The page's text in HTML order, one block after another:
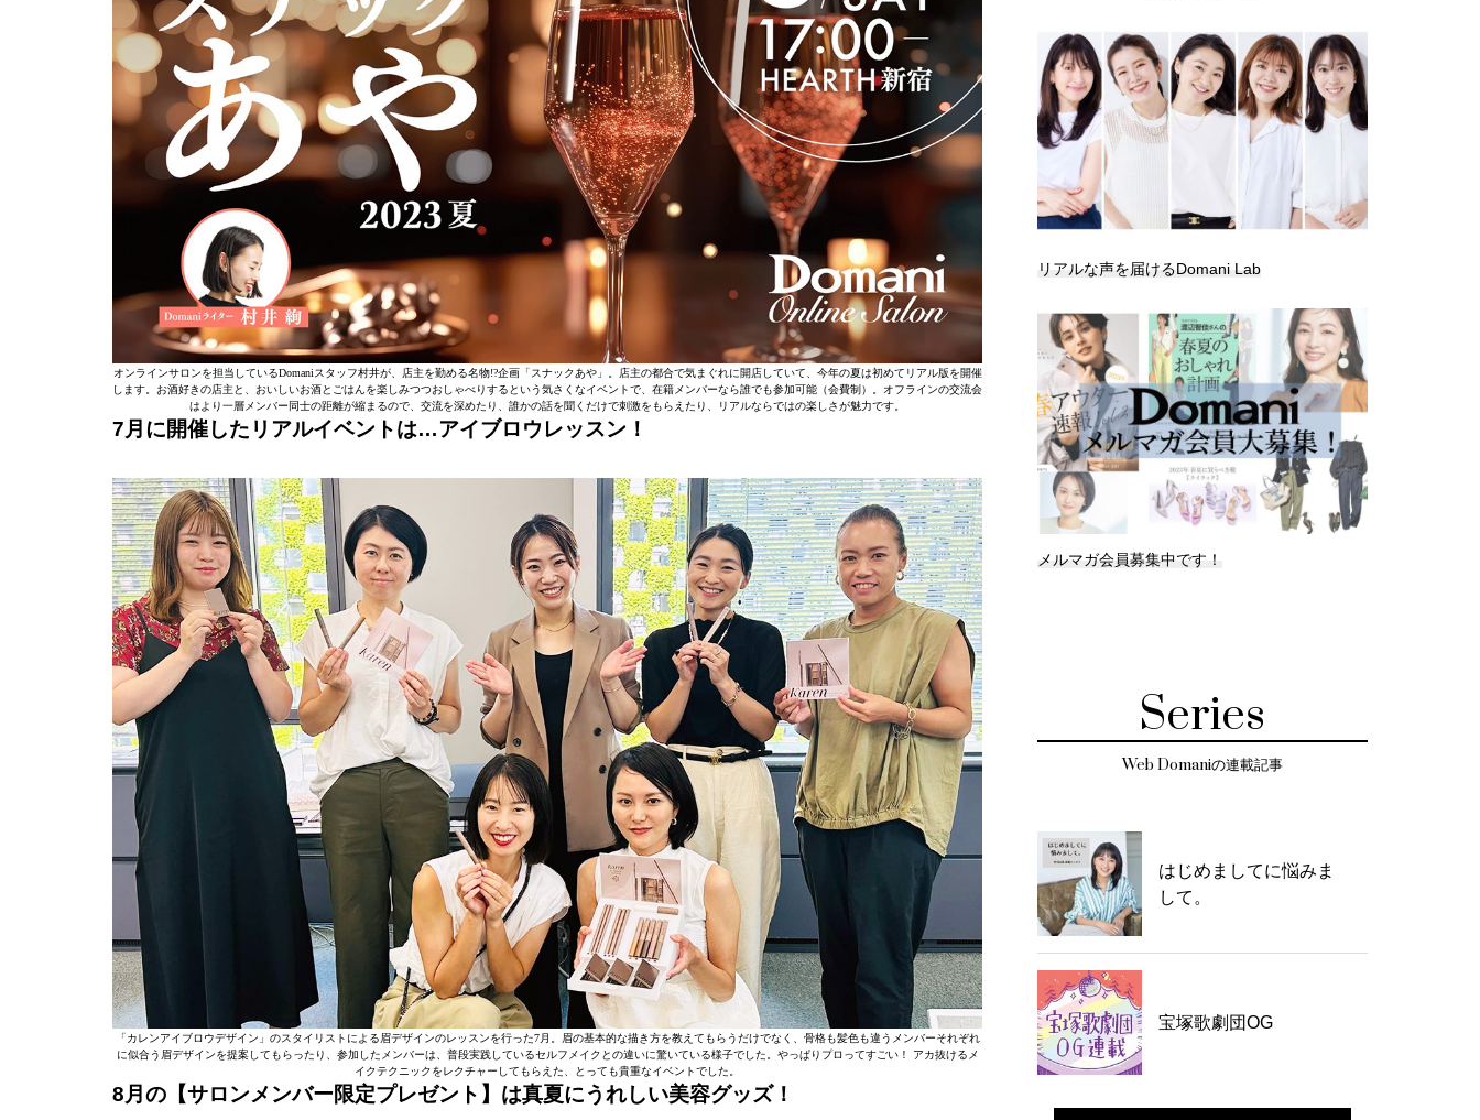
オンラインサロンを担当しているDomaniスタッフ村井が、店主を勤める名物!?企画「スナックあや」。店主の都合で気まぐれに開店していて、今年の夏は初めてリアル版を開催
します。お酒好きの店主と、おいしいお酒とごはんを楽しみつつおしゃべりするという気さくなイベントで、在籍メンバーなら誰でも参加可能（会費制）。オフラインの交流会
はより一層メンバー同士の距離が縮まるので、交流を深めたり、誰かの話を聞くだけで刺激をもらえたり、リアルならではの楽しさが魅力です。
7月に開催したリアルイベントは…アイブロウレッスン！
「カレンアイブロウデザイン」のスタイリストによる眉デザインのレッスンを行った7月。眉の基本的な描き方を教えてもらうだけでなく、骨格も髪色も違うメンバーそれぞれ
に似合う眉デザインを提案してもらったり、参加したメンバーは、普段実践しているセルフメイクとの違いに驚いている様子でした。やっぱりプロってすごい！ アカ抜けるメ
イクテクニックをレクチャーしてもらえた、とっても貴重なイベントでした。
8月の【サロンメンバー限定プレゼント】は真夏にうれしい美容グッズ！
リアルな声を届けるDomani Lab
メルマガ会員募集中です！
Series
Web Domaniの連載記事
はじめましてに悩みま
して。
宝塚歌劇団OG